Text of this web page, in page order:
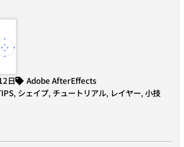
日
Adobe AfterEffects
, シェイプ, チュートリアル, レイヤー, 小技